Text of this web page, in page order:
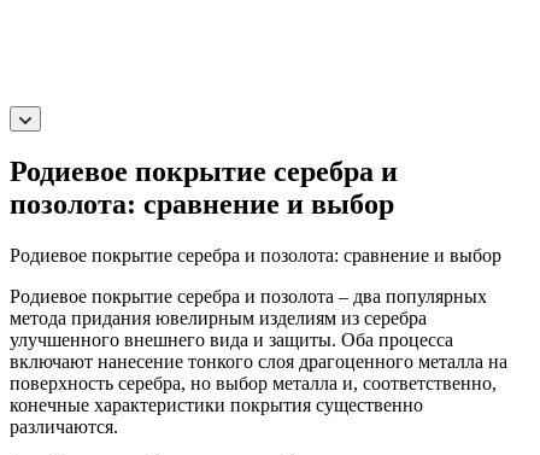
Родиевое покрытие серебра и
позолота: сравнение и выбор
Родиевое покрытие серебра и позолота: сравнение и выбор
Родиевое покрытие серебра и позолота – два популярных
метода придания ювелирным изделиям из серебра
улучшенного внешнего вида и защиты. Оба процесса
включают нанесение тонкого слоя драгоценного металла на
поверхность серебра, но выбор металла и, соответственно,
конечные характеристики покрытия существенно
различаются.